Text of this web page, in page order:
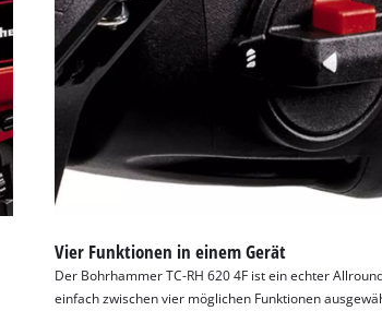
Vier Funktionen in einem Gerät
Der Bohrhammer TC-RH 620 4F ist ein echter
einfach zwischen vier möglichen Funktionen